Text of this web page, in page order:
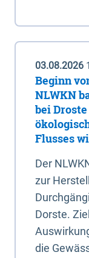
03.08.2026
Beginn
NLWKN
bei
Flusses
Der
zur
Dorste.
die